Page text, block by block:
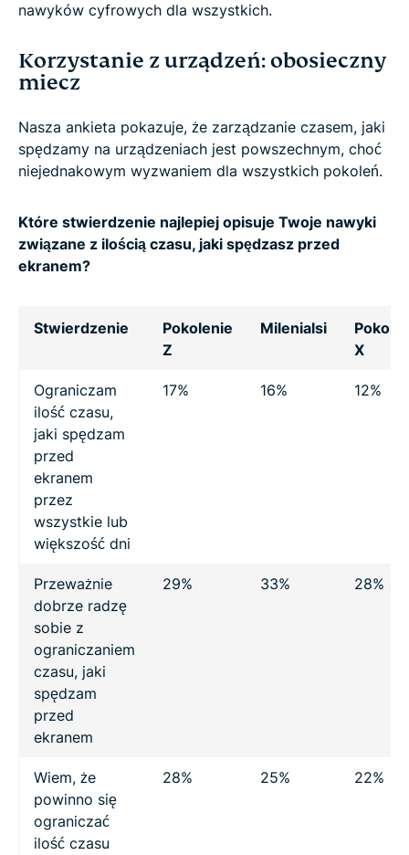
nawyków cyfrowych dla wszystkich.
Korzystanie z urządzeń: obosieczny
miecz
Nasza ankieta pokazuje, że zarządzanie czasem, jaki
spędzamy na urządzeniach jest powszechnym, choć
niejednakowym wyzwaniem dla wszystkich pokoleń.
Które stwierdzenie najlepiej opisuje Twoje nawyki
związane z ilością czasu, jaki spędzasz przed
ekranem?
Stwierdzenie
Pokolenie
Z
Milenialsi
X
Ograniczam
ilość czasu,
jaki spędzam
przed
ekranem
przez
wszystkie lub
większość dni
17% 16% 12%
Przeważnie
dobrze radzę
sobie z
ograniczaniem
czasu, jaki
spędzam
przed
ekranem
29% 33% 28%
Wiem, że
powinno się
ograniczać
ilość czasu
28% 25% 22%